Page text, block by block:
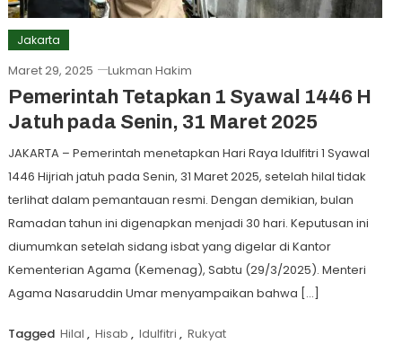
Jakarta
Maret 29, 2025 Lukman Hakim
Pemerintah Tetapkan 1 Syawal 1446 H
Jatuh pada Senin, 31 Maret 2025
JAKARTA – Pemerintah menetapkan Hari Raya Idulfitri 1 Syawal
1446 Hijriah jatuh pada Senin, 31 Maret 2025, setelah hilal tidak
terlihat dalam pemantauan resmi. Dengan demikian, bulan
Ramadan tahun ini digenapkan menjadi 30 hari. Keputusan ini
diumumkan setelah sidang isbat yang digelar di Kantor
Kementerian Agama (Kemenag), Sabtu (29/3/2025). Menteri
Agama Nasaruddin Umar menyampaikan bahwa […]
Tagged Hilal , Hisab , Idulfitri , Rukyat